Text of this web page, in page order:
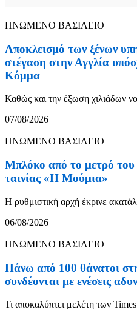
ΗΝΩΜΕΝΟ ΒΑΣΙΛΕΙΟ
Αποκλεισμό των ξένων
στέγαση στην Αγγλία
Κόμμα
Καθώς και την έξωση χιλιάδων
07/08/2026
ΗΝΩΜΕΝΟ ΒΑΣΙΛΕΙΟ
Μπλόκο από το μετρό του
ταινίας «Η Μούμια»
Η ρυθμιστική αρχή έκρινε
06/08/2026
ΗΝΩΜΕΝΟ ΒΑΣΙΛΕΙΟ
Πάνω από 100 θάνατοι
συνδέονται με ενέσεις
Τι αποκαλύπτει μελέτη των Times